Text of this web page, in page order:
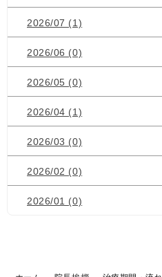
2026/07 (1)
2026/06 (0)
2026/05 (0)
2026/04 (1)
2026/03 (0)
2026/02 (0)
2026/01 (0)